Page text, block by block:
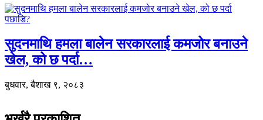
सुदनमाथि हमला बालेन सरकारलाई कमजोर बनाउने
खेल, को छ पर्दा…
बुधवार, बैशाख ९, २०८३